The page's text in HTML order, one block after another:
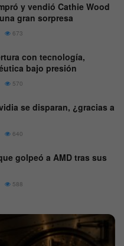
y vendió Cathie Wood
gran sorpresa
673
con tecnología,
bajo presión
570
se disparan, ¿gracias a
640
golpeó a AMD tras sus
588